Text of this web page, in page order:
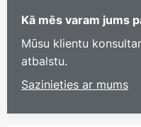
Kā mēs varam jums
Mūsu klientu
atbalstu.
Sazinieties ar mums